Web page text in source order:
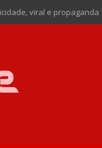
viral e propaganda